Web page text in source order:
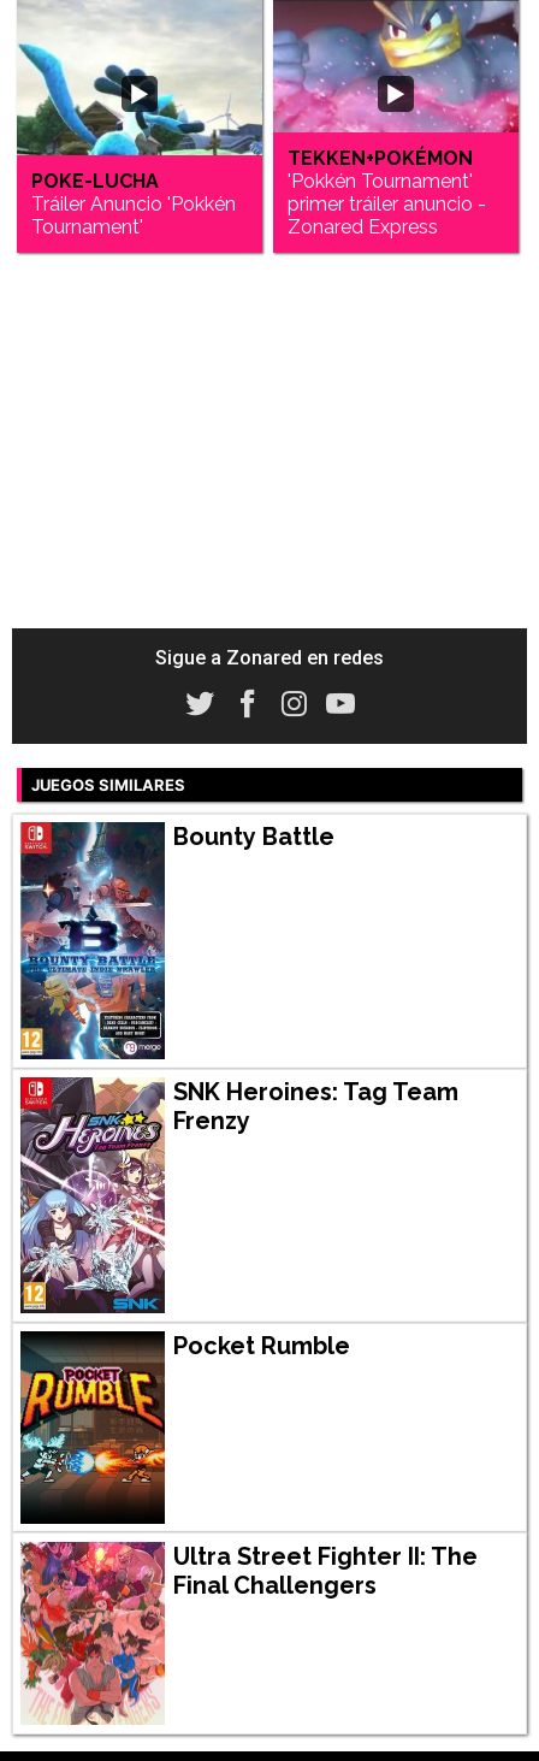
POKE-LUCHA
Tráiler Anuncio 'Pokkén
Tournament'
TEKKEN+POKÉMON
'Pokkén Tournament'
primer tráiler anuncio -
Zonared Express
Sigue a Zonared en redes
JUEGOS SIMILARES
Bounty Battle
SNK Heroines: Tag Team
Frenzy
Pocket Rumble
Ultra Street Fighter II: The
Final Challengers